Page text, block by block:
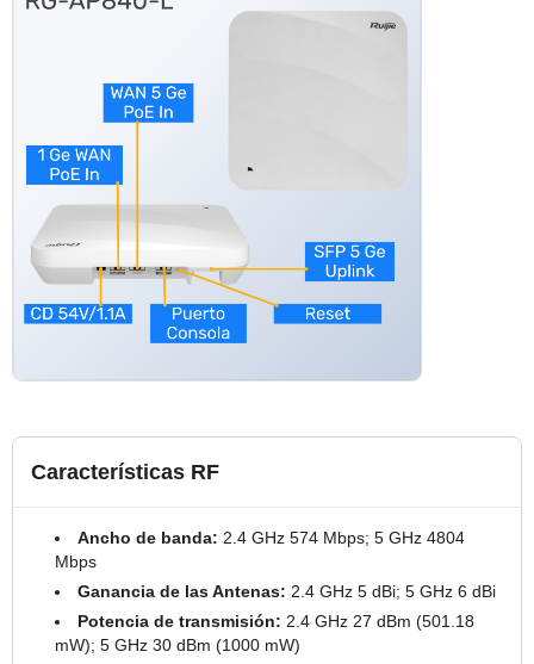
Características RF
Ancho de banda: 2.4 GHz 574 Mbps; 5 GHz 4804
Mbps
Ganancia de las Antenas: 2.4 GHz 5 dBi; 5 GHz 6 dBi
Potencia de transmisión: 2.4 GHz 27 dBm (501.18
mW); 5 GHz 30 dBm (1000 mW)